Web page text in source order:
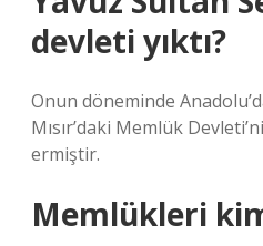
devleti yıktı?
Onun döneminde
Mısır’daki Memlük
ermiştir.
Memlükleri